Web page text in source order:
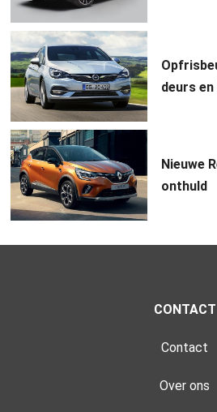
deurs
Nieuwe
onthuld
CONTACT
Contact
Over ons